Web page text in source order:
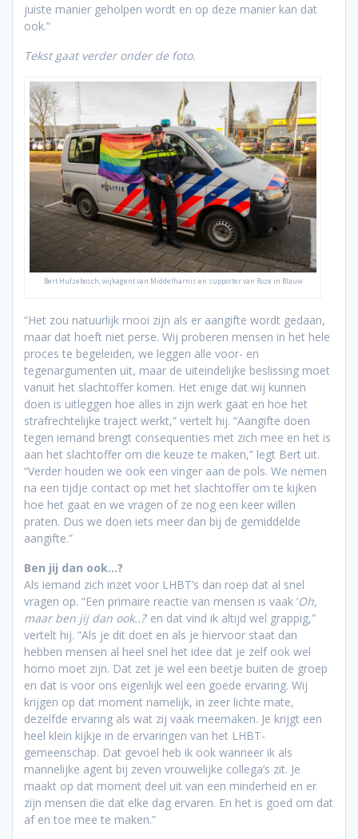
juiste manier geholpen wordt en op deze manier kan dat
ook.”
Tekst gaat verder onder de foto.
Bert Hulzebosch, wijkagent van Middelharnis en supporter van Roze in Blauw
“Het zou natuurlijk mooi zijn als er aangifte wordt gedaan,
maar dat hoeft niet perse. Wij proberen mensen in het hele
proces te begeleiden, we leggen alle voor- en
tegenargumenten uit, maar de uiteindelijke beslissing moet
vanuit het slachtoffer komen. Het enige dat wij kunnen
doen is uitleggen hoe alles in zijn werk gaat en hoe het
strafrechtelijke traject werkt,” vertelt hij. “Aangifte doen
tegen iemand brengt consequenties met zich mee en het is
aan het slachtoffer om die keuze te maken,” legt Bert uit.
“Verder houden we ook een vinger aan de pols. We nemen
na een tijdje contact op met het slachtoffer om te kijken
hoe het gaat en we vragen of ze nog een keer willen
praten. Dus we doen iets meer dan bij de gemiddelde
aangifte.”
Ben jij dan ook…?
Als iemand zich inzet voor LHBT’s dan roep dat al snel
vragen op. “Een primaire reactie van mensen is vaak ‘Oh,
maar ben jij dan ook..?’ en dat vind ik altijd wel grappig,”
vertelt hij. “Als je dit doet en als je hiervoor staat dan
hebben mensen al heel snel het idee dat je zelf ook wel
homo moet zijn. Dat zet je wel een beetje buiten de groep
en dat is voor ons eigenlijk wel een goede ervaring. Wij
krijgen op dat moment namelijk, in zeer lichte mate,
dezelfde ervaring als wat zij vaak meemaken. Je krijgt een
heel klein kijkje in de ervaringen van het LHBT-
gemeenschap. Dat gevoel heb ik ook wanneer ik als
mannelijke agent bij zeven vrouwelijke collega’s zit. Je
maakt op dat moment deel uit van een minderheid en er
zijn mensen die dat elke dag ervaren. En het is goed om dat
af en toe mee te maken.”